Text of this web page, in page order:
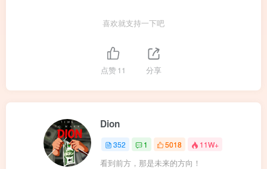
喜欢就支持一下吧
点赞11 分享
Dion
352 1 5018 11W+
看到前方，那是未来的方向！